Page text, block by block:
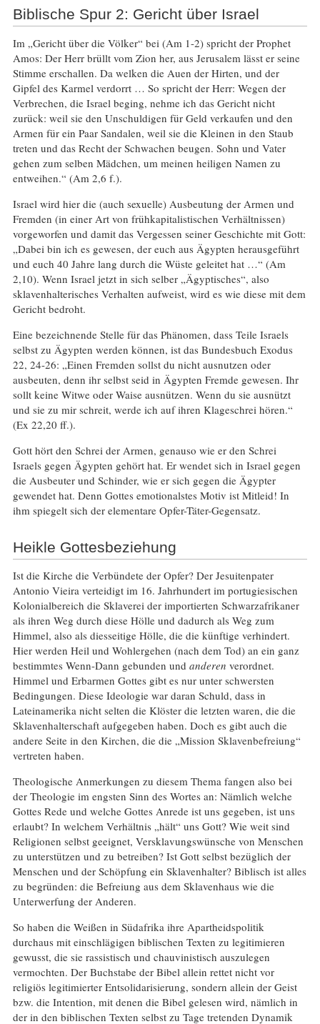
Biblische Spur 2: Gericht über Israel
Im „Gericht über die Völker“ bei (Am 1-2) spricht der Prophet
Amos: Der Herr brüllt vom Zion her, aus Jerusalem lässt er seine
Stimme erschallen. Da welken die Auen der Hirten, und der
Gipfel des Karmel verdorrt … So spricht der Herr: Wegen der
Verbrechen, die Israel beging, nehme ich das Gericht nicht
zurück: weil sie den Unschuldigen für Geld verkaufen und den
Armen für ein Paar Sandalen, weil sie die Kleinen in den Staub
treten und das Recht der Schwachen beugen. Sohn und Vater
gehen zum selben Mädchen, um meinen heiligen Namen zu
entweihen.“ (Am 2,6 f.).
Israel wird hier die (auch sexuelle) Ausbeutung der Armen und
Fremden (in einer Art von frühkapitalistischen Verhältnissen)
vorgeworfen und damit das Vergessen seiner Geschichte mit Gott:
„Dabei bin ich es gewesen, der euch aus Ägypten herausgeführt
und euch 40 Jahre lang durch die Wüste geleitet hat …“ (Am
2,10). Wenn Israel jetzt in sich selber „Ägyptisches“, also
sklavenhalterisches Verhalten aufweist, wird es wie diese mit dem
Gericht bedroht.
Eine bezeichnende Stelle für das Phänomen, dass Teile Israels
selbst zu Ägypten werden können, ist das Bundesbuch Exodus
22, 24-26: „Einen Fremden sollst du nicht ausnutzen oder
ausbeuten, denn ihr selbst seid in Ägypten Fremde gewesen. Ihr
sollt keine Witwe oder Waise ausnützen. Wenn du sie ausnützt
und sie zu mir schreit, werde ich auf ihren Klageschrei hören.“
(Ex 22,20 ff.).
Gott hört den Schrei der Armen, genauso wie er den Schrei
Israels gegen Ägypten gehört hat. Er wendet sich in Israel gegen
die Ausbeuter und Schinder, wie er sich gegen die Ägypter
gewendet hat. Denn Gottes emotionalstes Motiv ist Mitleid! In
ihm spiegelt sich der elementare Opfer-Täter-Gegensatz.
Heikle Gottesbeziehung
Ist die Kirche die Verbündete der Opfer? Der Jesuitenpater
Antonio Vieira verteidigt im 16. Jahrhundert im portugiesischen
Kolonialbereich die Sklaverei der importierten Schwarzafrikaner
als ihren Weg durch diese Hölle und dadurch als Weg zum
Himmel, also als diesseitige Hölle, die die künftige verhindert.
Hier werden Heil und Wohlergehen (nach dem Tod) an ein ganz
bestimmtes Wenn-Dann gebunden und anderen verordnet.
Himmel und Erbarmen Gottes gibt es nur unter schwersten
Bedingungen. Diese Ideologie war daran Schuld, dass in
Lateinamerika nicht selten die Klöster die letzten waren, die die
Sklavenhalterschaft aufgegeben haben. Doch es gibt auch die
andere Seite in den Kirchen, die die „Mission Sklavenbefreiung“
vertreten haben.
Theologische Anmerkungen zu diesem Thema fangen also bei
der Theologie im engsten Sinn des Wortes an: Nämlich welche
Gottes Rede und welche Gottes Anrede ist uns gegeben, ist uns
erlaubt? In welchem Verhältnis „hält“ uns Gott? Wie weit sind
Religionen selbst geeignet, Versklavungswünsche von Menschen
zu unterstützen und zu betreiben? Ist Gott selbst bezüglich der
Menschen und der Schöpfung ein Sklavenhalter? Biblisch ist alles
zu begründen: die Befreiung aus dem Sklavenhaus wie die
Unterwerfung der Anderen.
So haben die Weißen in Südafrika ihre Apartheidspolitik
durchaus mit einschlägigen biblischen Texten zu legitimieren
gewusst, die sie rassistisch und chauvinistisch auszulegen
vermochten. Der Buchstabe der Bibel allein rettet nicht vor
religiös legitimierter Entsolidarisierung, sondern allein der Geist
bzw. die Intention, mit denen die Bibel gelesen wird, nämlich in
der in den biblischen Texten selbst zu Tage tretenden Dynamik